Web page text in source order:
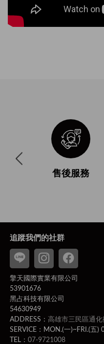
售後服務
追蹤我們的社群
擎天國際實業有限公司
53901676
黑占科技有限公司
54630949
ADDRESS： 高雄市三民區通
SERVICE：MON.(一)~FRI.(五)
TEL： 07-9721008